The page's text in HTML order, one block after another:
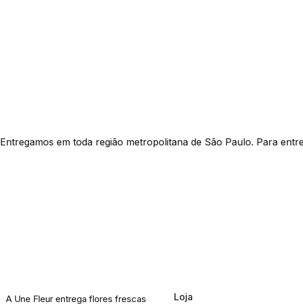
Entregamos em toda região metropolitana de São Paulo. Para
A Une Fleur entrega flores frescas
Loja